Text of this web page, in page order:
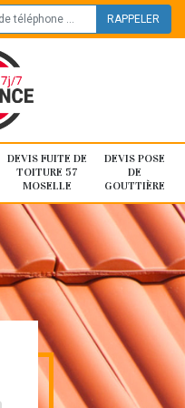
DEVIS FUITE DE
TOITURE 57
MOSELLE
DEVIS POSE
DE
GOUTTIÈRE